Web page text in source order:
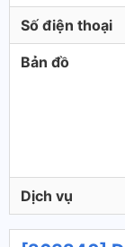
Số điện thoại
Bản đồ
Dịch vụ